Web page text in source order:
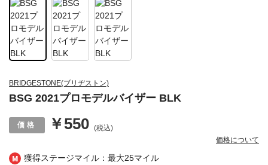
獲得ステージマイル：最大25マイル
BRIDGESTONE(ブリヂストン)
BSG 2021プロモデルバイザー BLK
￥550 (税込)
価格について